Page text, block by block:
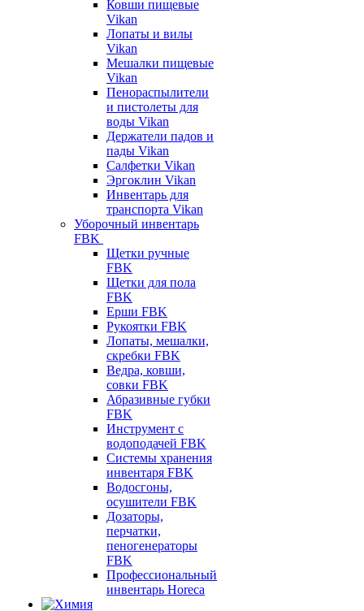
Ковши пищевые
Vikan
Лопаты и вилы
Vikan
Мешалки пищевые
Vikan
Пенораспылители
и пистолеты для
воды Vikan
Держатели падов и
пады Vikan
Салфетки Vikan
Эргоклин Vikan
Инвентарь для
транспорта Vikan
Уборочный инвентарь
FBK
Щетки ручные
FBK
Щетки для пола
FBK
Ерши FBK
Рукоятки FBK
Лопаты, мешалки,
скребки FBK
Ведра, ковши,
совки FBK
Абразивные губки
FBK
Инструмент с
водоподачей FBK
Системы хранения
инвентаря FBK
Водосгоны,
осушители FBK
Дозаторы,
перчатки,
пеногенераторы
FBK
Профессиональный
инвентарь Horeca